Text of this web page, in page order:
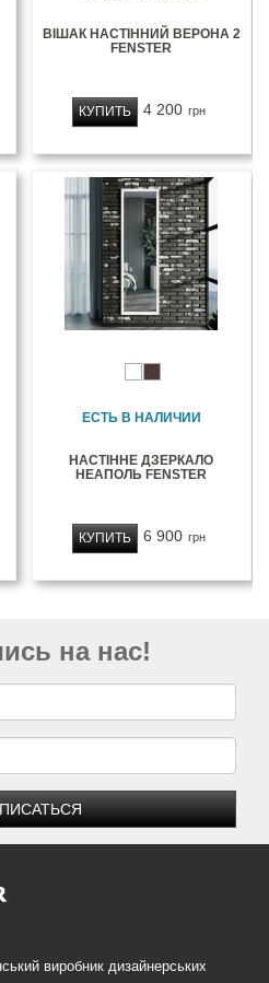
ВІШАК НАСТІННИЙ ВЕРОНА 2
FENSTER
4 200 грн
КУПИТЬ
ЕСТЬ В НАЛИЧИИ
НАСТІННЕ ДЗЕРКАЛО
НЕАПОЛЬ FENSTER
6 900 грн
КУПИТЬ
на нас!
виробник дизайнерських